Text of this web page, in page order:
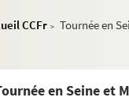
CCFr > Tournée en
en Seine et
L'île de